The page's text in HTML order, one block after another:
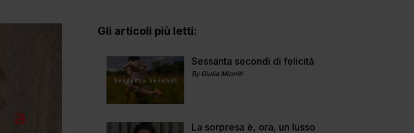
Gli articoli più letti:
Sessanta secondi di felicità
By Giulia Minniti
La sorpresa è, ora, un lusso